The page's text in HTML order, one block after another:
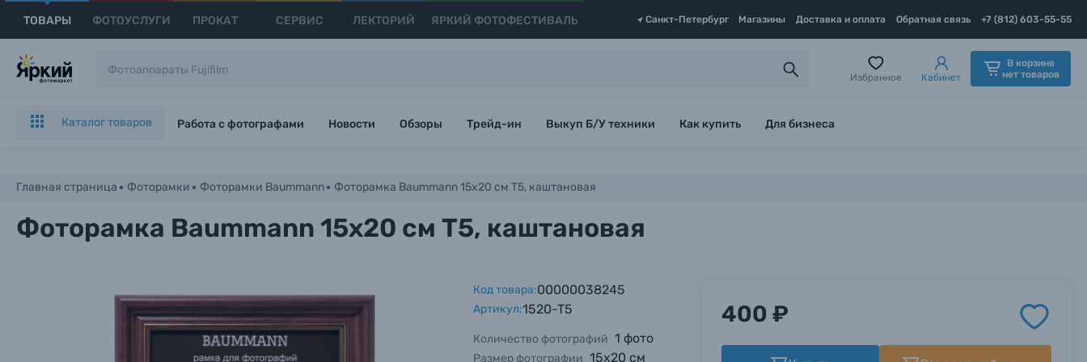
ТОВАРЫ ФОТОУСЛУГИ ПРОКАТ СЕРВИС ЛЕКТОРИЙ ЯРКИЙ ФОТОФЕСТИВАЛЬ Санкт-Петербург Магазины Доставка и оплата Обратная связь +7 (812) 603-55-55
Избранное Кабинет
В корзине
нет товаров
Каталог товаров Работа с фотографами Новости Обзоры Трейд-ин Выкуп Б/У техники Как купить Для бизнеса
Главная страница Фоторамки Фоторамки Baummann Фоторамка Baummann 15х20 см T5, каштановая
Фоторамка Baummann 15х20 см T5, каштановая
Код товара:00000038245
Артикул:1520-T5
Количество фотографий 1 фото
Размер фотографии 15х20 см
400 ₽